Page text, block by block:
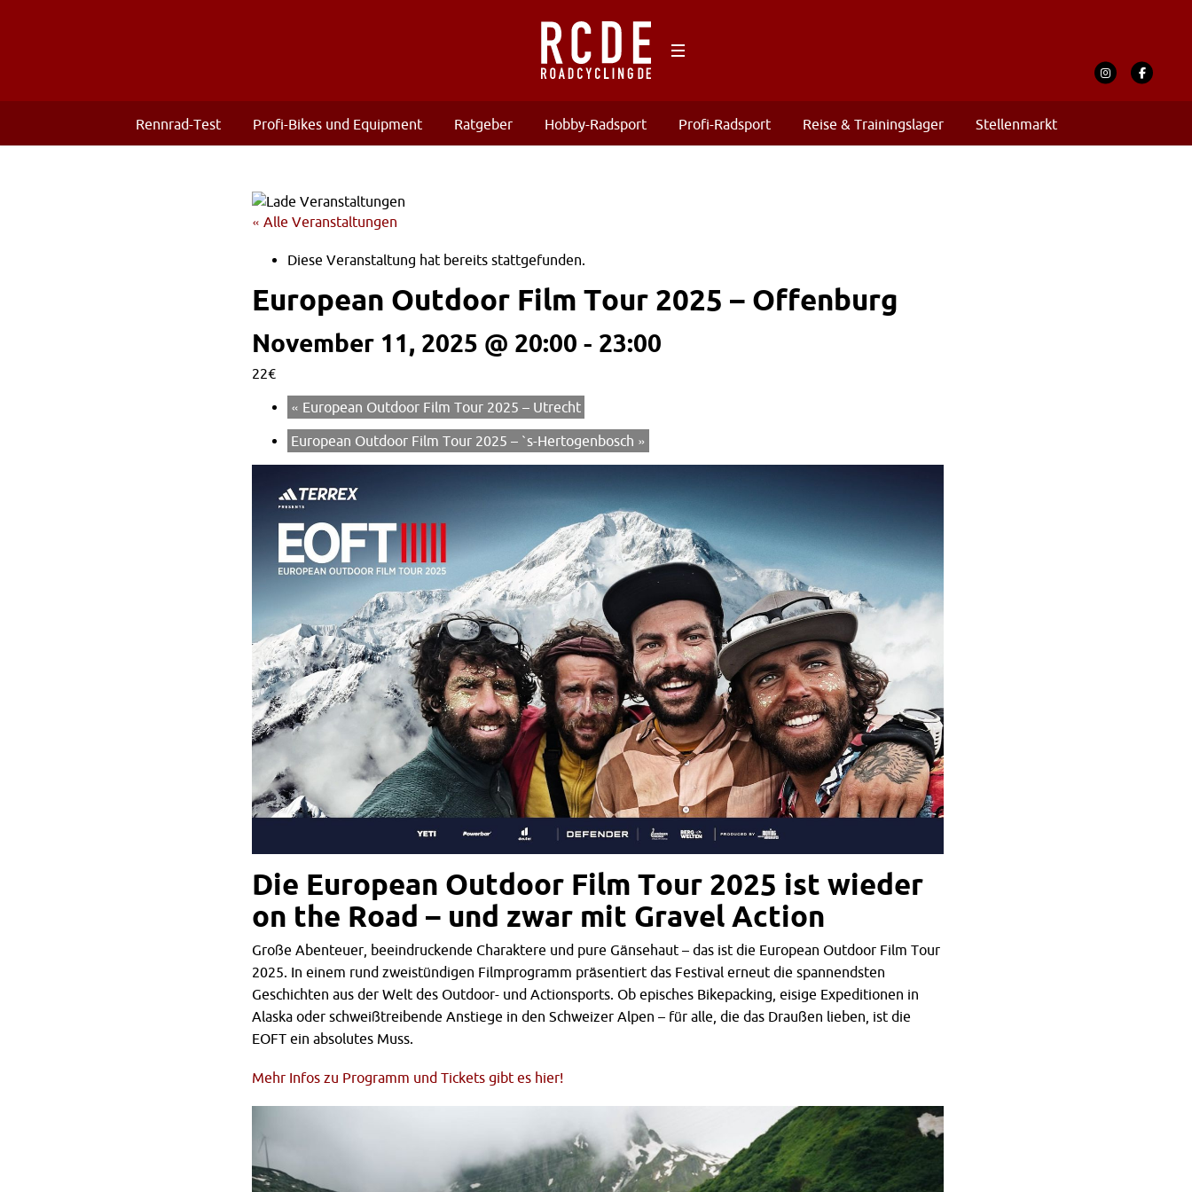
Rennrad-Test Profi-Bikes und Equipment Ratgeber Hobby-Radsport Profi-Radsport Reise & Trainingslager Stellenmarkt
« Alle Veranstaltungen
Diese Veranstaltung hat bereits stattgefunden.
European Outdoor Film Tour 2025 – Offenburg
November 11, 2025 @ 20:00 - 23:00
22€
« European Outdoor Film Tour 2025 – Utrecht
European Outdoor Film Tour 2025 – `s-Hertogenbosch »
Die European Outdoor Film Tour 2025 ist wieder
on the Road – und zwar mit Gravel Action
Große Abenteuer, beeindruckende Charaktere und pure Gänsehaut – das ist die European Outdoor Film Tour
2025. In einem rund zweistündigen Filmprogramm präsentiert das Festival erneut die spannendsten
Geschichten aus der Welt des Outdoor- und Actionsports. Ob episches Bikepacking, eisige Expeditionen in
Alaska oder schweißtreibende Anstiege in den Schweizer Alpen – für alle, die das Draußen lieben, ist die
EOFT ein absolutes Muss.
Mehr Infos zu Programm und Tickets gibt es hier!